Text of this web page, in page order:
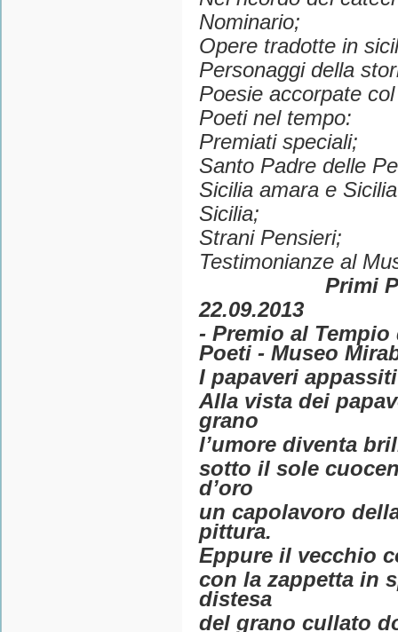
Nominario;
Opere tradotte in
Personaggi della
Poesie accorpate
Poeti nel tempo:
Premiati speciali;
Santo Padre delle
Sicilia amara e
Sicilia;
Strani Pensieri;
Testimonianze al
Primi
22.09.2013
- Premio al
Poeti - Museo
I papaveri appassiti
Alla vista dei
grano
l’umore diventa
sotto il sole
d’oro
un capolavoro
pittura.
Eppure il vecchio
con la zappetta in
distesa
del grano cullato